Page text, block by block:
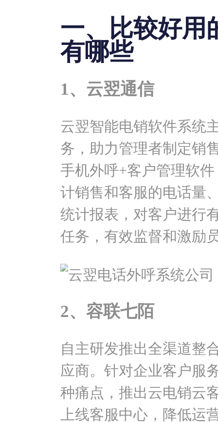
一、比较好用
有哪些
1、云翌通信
云翌智能电销软件系统
务，助力管理者制定销
手机外呼+客户管理软
计销售和客服的电话量
统计报表，对客户进行
任务，有效监督和激励
2、容联七陌
自主研发推出全渠道整
应商。针对企业客户服
种痛点，推出云电销云
上线客服中心，降低运